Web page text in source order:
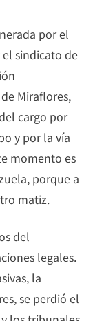
por el
sindicato de
Miraflores,
cargo por
y por la vía
momento es
porque a
matiz.
del
legales.
la
se perdió el